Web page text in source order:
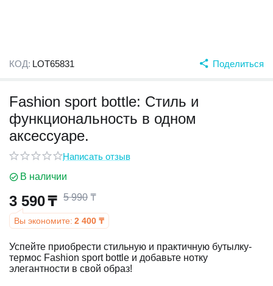
КОД: LOT65831 Поделиться
Fashion sport bottle: Стиль и
функциональность в одном
аксессуаре.
Написать отзыв
В наличии
3 590₸ 5 990 ₸
Вы экономите: 2 400 ₸
Успейте приобрести стильную и практичную бутылку-
термос Fashion sport bottle и добавьте нотку
элегантности в свой образ!